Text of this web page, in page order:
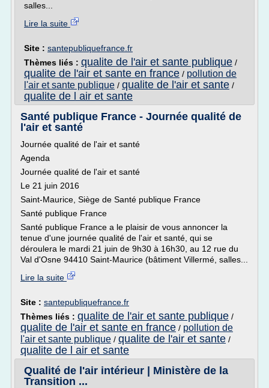
salles...
Lire la suite
Site : santepubliquefrance.fr
Thèmes liés : qualite de l'air et sante publique /
qualite de l'air et sante en france / pollution de
l'air et sante publique / qualite de l'air et sante /
qualite de l air et sante
Santé publique France - Journée qualité de
l'air et santé
Journée qualité de l'air et santé
Agenda
Journée qualité de l'air et santé
Le 21 juin 2016
Saint-Maurice, Siège de Santé publique France
Santé publique France
Santé publique France a le plaisir de vous annoncer la
tenue d'une journée qualité de l'air et santé, qui se
déroulera le mardi 21 juin de 9h30 à 16h30, au 12 rue du
Val d'Osne 94410 Saint-Maurice (bâtiment Villermé, salles...
Lire la suite
Site : santepubliquefrance.fr
Thèmes liés : qualite de l'air et sante publique /
qualite de l'air et sante en france / pollution de
l'air et sante publique / qualite de l'air et sante /
qualite de l air et sante
Qualité de l'air intérieur | Ministère de la
Transition ...